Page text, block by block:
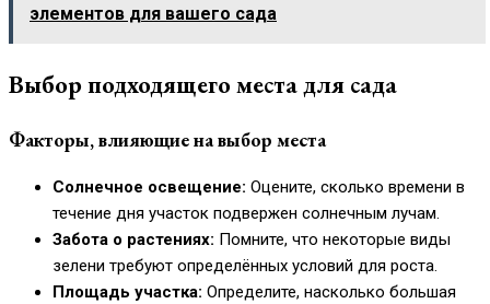
элементов для вашего сада
Выбор подходящего места для сада
Факторы, влияющие на выбор места
Солнечное освещение: Оцените, сколько времени в
течение дня участок подвержен солнечным лучам.
Забота о растениях: Помните, что некоторые виды
зелени требуют определённых условий для роста.
Площадь участка: Определите, насколько большая